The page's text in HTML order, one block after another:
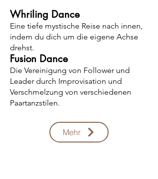
Whriling Dance
Eine tiefe mystische Reise nach innen,
indem du dich um die eigene Achse
drehst.
Fusion Dance
Die Vereinigung von Follower und
Leader durch Improvisation und
Verschmelzung von verschiedenen
Paartanzstilen.
Mehr